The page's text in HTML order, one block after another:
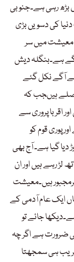
بڑھ رہی ہے۔جنوبی
کی دسویں بڑی
معیشت میں سر
ہے۔بنگلہ دیش
سے آگے نکل گئے
ہیںجب کہ
اقربا پروری سے
پوری قوم کو
گیا ہے۔ آج بھی
رہے ہیں اور ان
ہیں۔معیشت
ایک عام آدمی کے
جائے تو
ضرورت ہے اگر چہ
ہی سمجھتا